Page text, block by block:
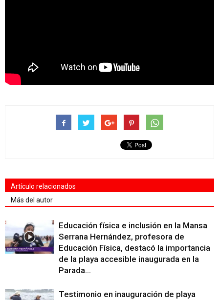
Artículo relacionados
Más del autor
Educación física e inclusión en la Mansa
Serrana Hernández, profesora de
Educación Física, destacó la importancia
de la playa accesible inaugurada en la
Parada...
Testimonio en inauguración de playa